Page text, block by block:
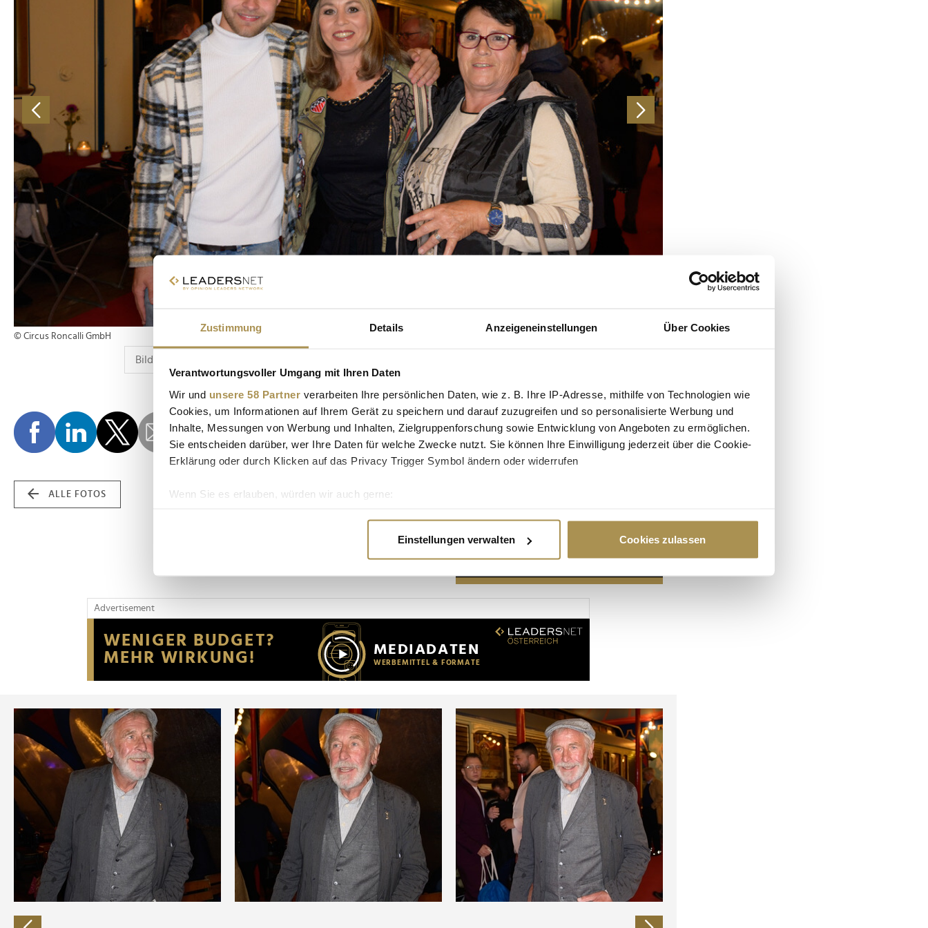
Zustimmung Details Anzeigeneinstellungen Über Cookies
Verantwortungsvoller Umgang mit Ihren Daten
Wir und unsere 58 Partner verarbeiten Ihre persönlichen Daten, wie z. B. Ihre IP-Adresse, mithilfe von Technologien wie
Cookies, um Informationen auf Ihrem Gerät zu speichern und darauf zuzugreifen und so personalisierte Werbung und
Inhalte, Messungen von Werbung und Inhalten, Zielgruppenforschung sowie Entwicklung von Angeboten zu ermöglichen.
Sie entscheiden darüber, wer Ihre Daten für welche Zwecke nutzt. Sie können Ihre Einwilligung jederzeit über die Cookie-
Erklärung oder durch Klicken auf das Privacy Trigger Symbol ändern oder widerrufen
Wenn Sie es erlauben, würden wir auch gerne:
Erfahren Sie mehr darüber, wie Ihre persönlichen Daten verarbeitet werden, und legen Sie Ihre Präferenzen im
Wir verwenden Cookies, um Inhalte und Anzeigen zu personalisieren, Funktionen für soziale Medien anbieten zu können
Website an unsere Partner für soziale Medien, Werbung und Analysen weiter. Unsere Partner führen diese Informationen
möglicherweise mit weiteren Daten zusammen, die Sie ihnen bereitgestellt haben oder die sie im Rahmen Ihrer Nutzung
der Dienste gesammelt haben.
Einstellungen verwalten Cookies zulassen
© Circus Roncalli GmbH
ALLE FOTOS
Advertisement
Advertisement